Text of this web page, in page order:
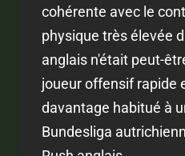
cohérente avec le
physique très élevée
anglais n'était peut-
joueur offensif rapide
davantage habitué à
Bundesliga